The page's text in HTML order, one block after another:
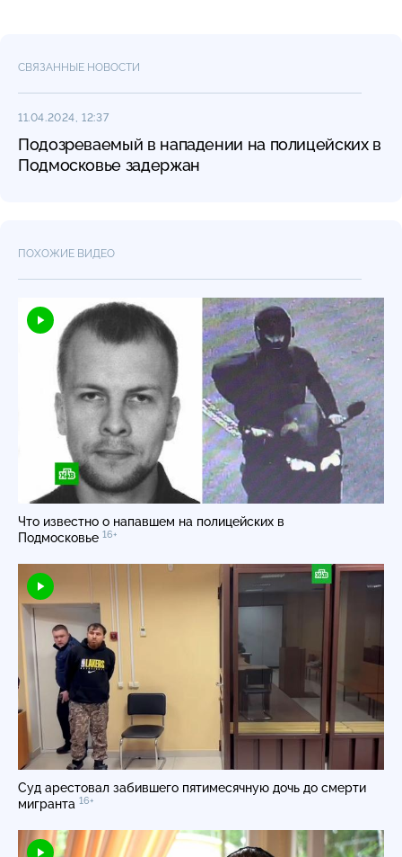
СВЯЗАННЫЕ НОВОСТИ
11.04.2024, 12:37
Подозреваемый в нападении на полицейских в
Подмосковье задержан
ПОХОЖИЕ ВИДЕО
Что известно о напавшем на полицейских в
Подмосковье 16+
Суд арестовал забившего пятимесячную дочь до смерти
мигранта 16+